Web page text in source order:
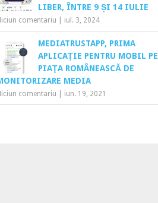
LIBER, ÎNTRE 9 ȘI 14 IULIE
comentariu iul. 3, 2024
MEDIATRUSTAPP, PRIMA
APLICAŢIE PENTRU MOBIL PE
PIAŢA ROMÂNEASCĂ DE
MEDIA
comentariu iun. 19, 2021